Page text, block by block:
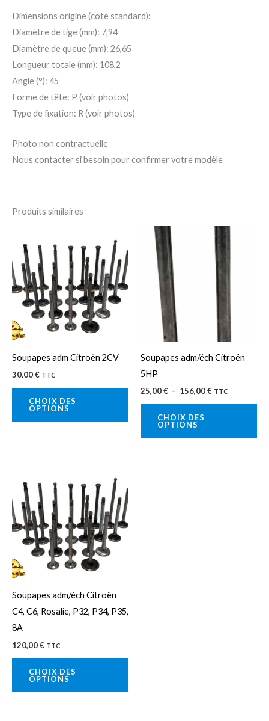
Dimensions origine (cote standard):
Diamètre de tige (mm): 7,94
Diamètre de queue (mm): 26,65
Longueur totale (mm): 108,2
Angle (°): 45
Forme de tête: P (voir photos)
Type de fixation: R (voir photos)
Photo non contractuelle
Nous contacter si besoin pour confirmer votre modèle
Produits similaires
Soupapes adm Citroën 2CV
30,00€ TTC
CHOIX DES
OPTIONS
produit
a
plusieurs
variations.
être
choisies
Soupapes adm/éch Citroën
5HP
25,00€ – 156,00€
Plage
prix :
25,00 €
156,00 €
TTC
CHOIX DES
OPTIONS
Soupapes adm/éch Citroën
C4, C6, Rosalie, P32, P34, P35,
8A
120,00€ TTC
CHOIX DES
OPTIONS
produit
a